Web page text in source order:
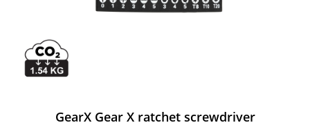
GearX Gear X ratchet screwdriver